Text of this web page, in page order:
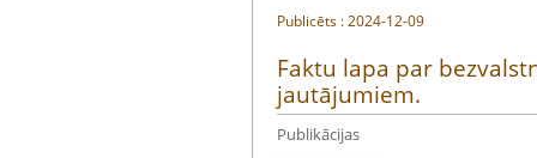
Publicēts : 2024-12-09
Faktu lapa par
jautājumiem.
Publikācijas